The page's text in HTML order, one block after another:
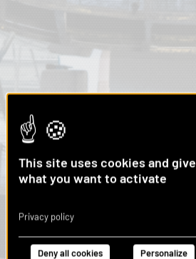
This site uses cookies and
what you want to activate
Deny all cookies Personalize
Privacy policy